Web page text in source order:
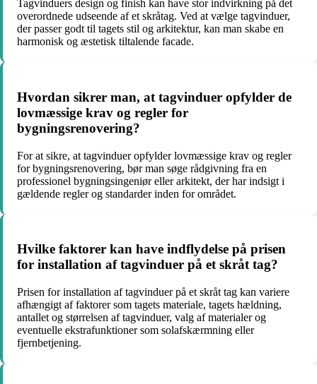
Tagvinduers design og finish kan have stor indvirkning på det
overordnede udseende af et skråtag. Ved at vælge tagvinduer,
der passer godt til tagets stil og arkitektur, kan man skabe en
harmonisk og æstetisk tiltalende facade.
Hvordan sikrer man, at tagvinduer opfylder de
lovmæssige krav og regler for
bygningsrenovering?
For at sikre, at tagvinduer opfylder lovmæssige krav og regler
for bygningsrenovering, bør man søge rådgivning fra en
professionel bygningsingeniør eller arkitekt, der har indsigt i
gældende regler og standarder inden for området.
Hvilke faktorer kan have indflydelse på prisen
for installation af tagvinduer på et skråt tag?
Prisen for installation af tagvinduer på et skråt tag kan variere
afhængigt af faktorer som tagets materiale, tagets hældning,
antallet og størrelsen af tagvinduer, valg af materialer og
eventuelle ekstrafunktioner som solafskærmning eller
fjernbetjening.